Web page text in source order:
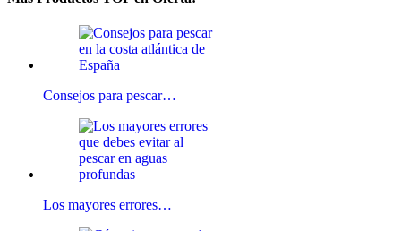
Consejos para pescar…
Los mayores errores…